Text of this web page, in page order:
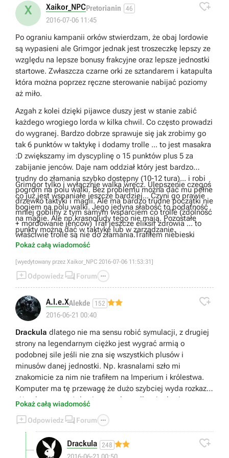
X Xaikor_NPCPretorianin 46
2016-07-06 11:45

Po ograniu kampanii orków stwierdzam, że obaj lordowie
są wypasieni ale Grimgor jednak jest troszeczkę lepszy ze
względu na lepsze bonusy frakcyjne oraz lepsze jednostki
startowe. Zwłaszcza czarne orki ze sztandarem i katapulta
która można poprzez ręczne sterowanie nabijać poziomy
aż miło.
Azgah z kolei dzięki pijawce duszy jest w stanie zabić
każdego wrogiego lorda w kilka chwil. Co często prowadzi
do wygranej. Bardzo dobrze sprawuje się jak zrobimy go
tak 6 punktów w taktykę i dodamy trolle ... to jest masakra
:D zwiększamy im dyscyplinę o 15 punktów plus 5 za
zabijanie jenców. Daje nam oddział który jest bardzo
trudny do złamania szybko dostępny (10-12 tura)... i robi
pogrom na polu walki. Bez problemu można dać mu pełne
drzewko taktyki i magii. Ale ma bardzo trudne początki nie
mniej gobliny z tym samym wsparciem co trolle (zdolność
+ mordowanie jeńców) Traf jeszcze eliksir zdrowia ... to
właściwie trolle są nie do złamania.Trafiłem niebieski
eliksir 3 ładunki.
Grimgor tylko i wyłącznie walka wręcz. Ulepszenie czegoś
co już jest wspaniałe jeszcze bardziej... Czyni go prawie
bogiem na polu walki. Jego jedyna słabość to podatność
na magie. Ale np krasnoludy tego nie mają. Pozostałe
punkty można dać w taktyke lub w zarządzanie.
Pokaż całą wiadomość
[wyedytowany przez Xaikor_NPC 2016-07-06 11:53:31]
Odpowiedz  Forum 
A.l.e.XAlekde 152
2016-06-21 00:40

Drackula dlatego nie ma sensu robić symulacji, z drugiej
strony na legendarnym ciężko jest wygrać armią o
podobnej sile jeśli nie zna się wszystkich plusów i
minusów danej jednostki. Np. krasnalami szło mi
znakomicie za nim nie trafiłem na Imperium i królestwa.
Komputer ma tę przewagę że dużo szybciej wyda rozkazy
niż ty bez pauzy / ale nie marudzę, tylko ciągle się uczę
dla mnie bezapelacyjnie najlepszy total war.
Pokaż całą wiadomość
Odpowiedz  Forum 
Drackula 248 